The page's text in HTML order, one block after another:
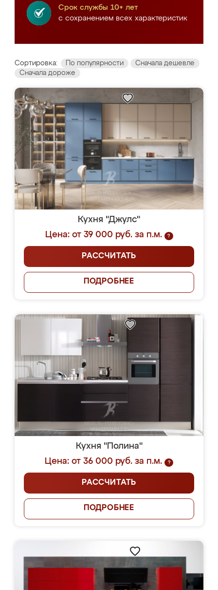
Срок службы 10+ лет
с сохранением всех характеристик
Сортировка: По популярности
Сначала дешевле
Сначала дороже
Кухня "Джулс"
Цена: от 39 000 руб. за п.м.
?
РАССЧИТАТЬ
ПОДРОБНЕЕ
Кухня "Полина"
Цена: от 36 000 руб. за п.м.
?
РАССЧИТАТЬ
ПОДРОБНЕЕ